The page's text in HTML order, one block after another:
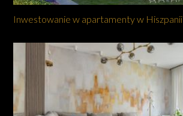
Inwestowanie w apartamenty w Hiszpanii